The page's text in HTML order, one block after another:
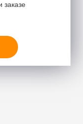
заказе